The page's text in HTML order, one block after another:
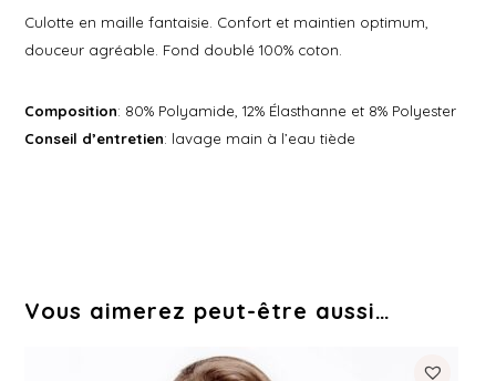
Culotte en maille fantaisie. Confort et maintien optimum,
douceur agréable. Fond doublé 100% coton.
Composition: 80% Polyamide, 12% Élasthanne et 8% Polyester
Conseil d’entretien: lavage main à l’eau tiède
Vous aimerez peut-être aussi…